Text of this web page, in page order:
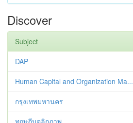
Discover
Subject
DAP
Human Capital and Organization Ma...
กรุงเทพมหานคร
ทฤษฎีบุคลิกภาพ